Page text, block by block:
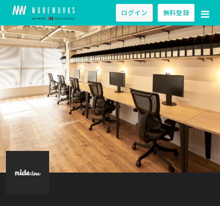
ログイン 無料登録